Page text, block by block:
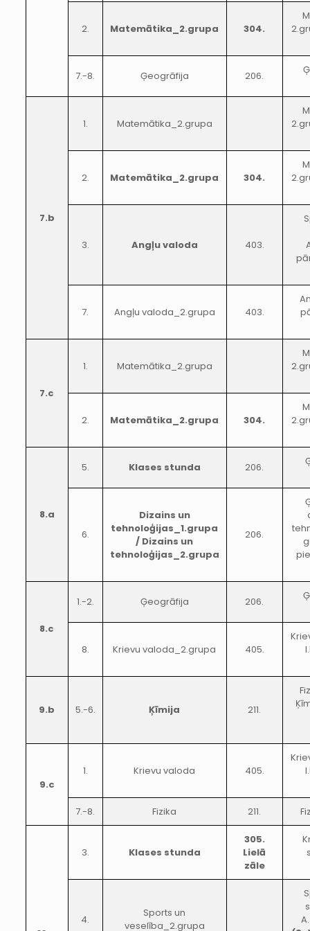
2. Matemātika_2.grupa 304.
7.-8. Ģeogrāfija 206.
7.b
1. Matemātika_2.grupa
2. Matemātika_2.grupa 304.
3. Angļu valoda 403.
7. Angļu valoda_2.grupa 403.
7.c
1. Matemātika_2.grupa
2. Matemātika_2.grupa 304.
8.a
5. Klases stunda 206.
6.
Dizains un
tehnoloģijas_1.grupa
/ Dizains un
tehnoloģijas_2.grupa
206.
8.c
1.-2. Ģeogrāfija 206.
8. Krievu valoda_2.grupa 405.
9.b 5.-6. Ķīmija 211.
9.c
1. Krievu valoda 405.
7.-8. Fizika 211.
3. Klases stunda
305.
Lielā
zāle
4.
Sports un
veselība_2.grupa